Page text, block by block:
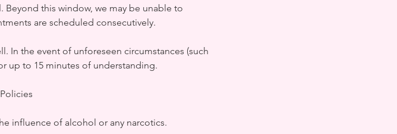
Beyond this window, we may be unable to
are scheduled consecutively.
In the event of unforeseen circumstances (such
up to 15 minutes of understanding.
influence of alcohol or any narcotics.